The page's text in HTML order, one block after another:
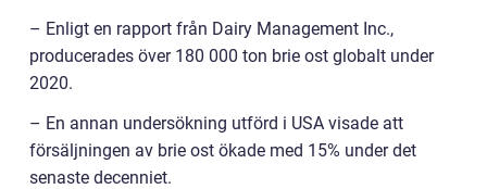
– Enligt en rapport från Dairy Management Inc.,
producerades över 180 000 ton brie ost globalt under
2020.
– En annan undersökning utförd i USA visade att
försäljningen av brie ost ökade med 15% under det
senaste decenniet.